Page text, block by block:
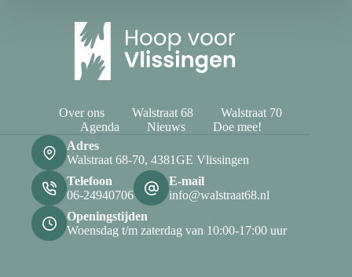
Over ons Walstraat 68
Walstraat 70
Agenda
Nieuws
Doe mee!
Adres
Walstraat 68-70, 4381GE Vlissingen
Telefoon
06-24940706
E-mail
info@walstraat68.nl
Openingstijden
Woensdag t/m zaterdag van 10:00-17:00 uur